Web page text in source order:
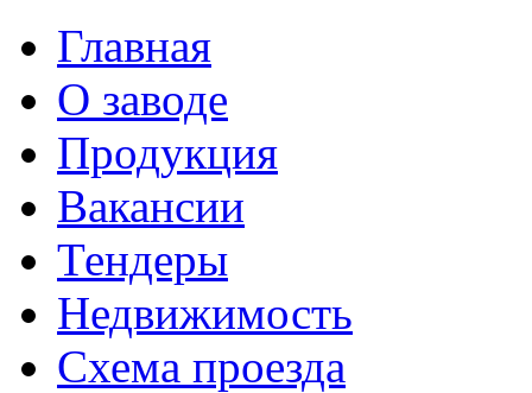
Главная
О заводе
Продукция
Вакансии
Тендеры
Недвижимость
Схема проезда